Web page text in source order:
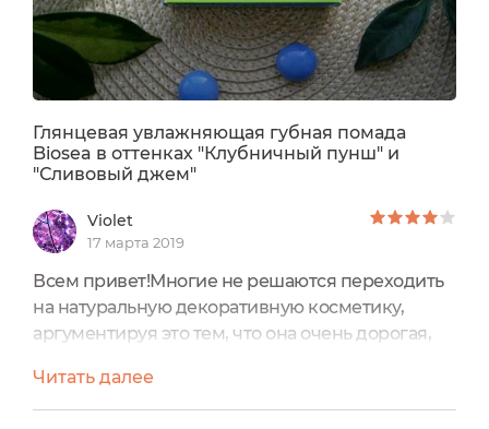
Глянцевая увлажняющая губная помада
Biosea в оттенках "Клубничный пунш" и
"Сливовый джем"
Violet
17 марта 2019
Всем привет!Многие не решаются переходить
на натуральную декоративную косметику,
аргументируя это тем, что она очень дорогая,
плохую стойкость. Ну, года 2-3 назад так и было.
Однако сейчас ситуация несколько
Читать далее